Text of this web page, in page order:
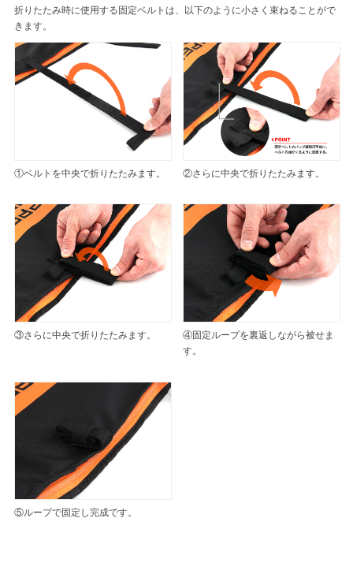
折りたたみ時に使用する固定ベルトは、以下のように小さく束ねることがで
きます。
①ベルトを中央で折りたたみます。 ②さらに中央で折りたたみます。
③さらに中央で折りたたみます。
④固定ループを裏返しながら被せま
す。
⑤ループで固定し完成です。